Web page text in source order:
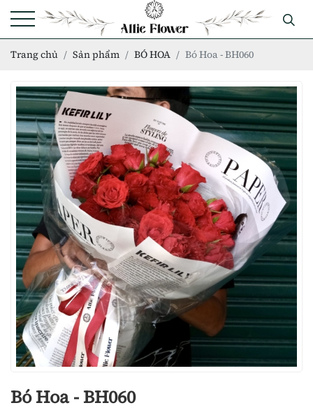
Trang chủ Sản phẩm BÓ HOA Bó Hoa - BH060
Bó Hoa - BH060